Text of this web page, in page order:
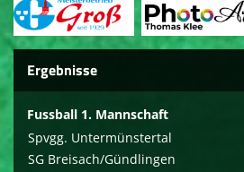
Ergebnisse
Fussball 1. Mannschaft
Spvgg. Untermünstertal
SG Breisach/Gündlingen